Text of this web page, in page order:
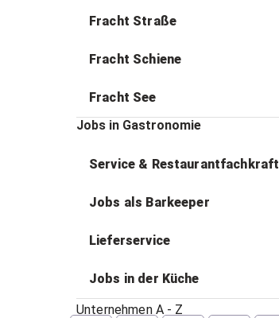
Fracht Straße
Fracht Schiene
Fracht See
Jobs in Gastronomie
Service & Restaurantfachkraft
Jobs als Barkeeper
Lieferservice
Jobs in der Küche
Unternehmen A - Z